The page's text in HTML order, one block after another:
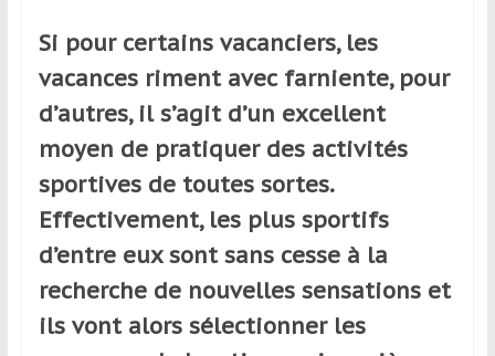
réguliers,
pratiquants,
passionnés
ou
simples
spectateurs
de
sport,
qui
déplacent
en
Si pour certains vacanciers, les
vacances riment avec farniente, pour
d’autres, il s’agit d’un excellent
moyen de pratiquer des activités
sportives de toutes sortes.
Effectivement, les plus sportifs
d’entre eux sont sans cesse à la
recherche de nouvelles sensations et
ils vont alors sélectionner les